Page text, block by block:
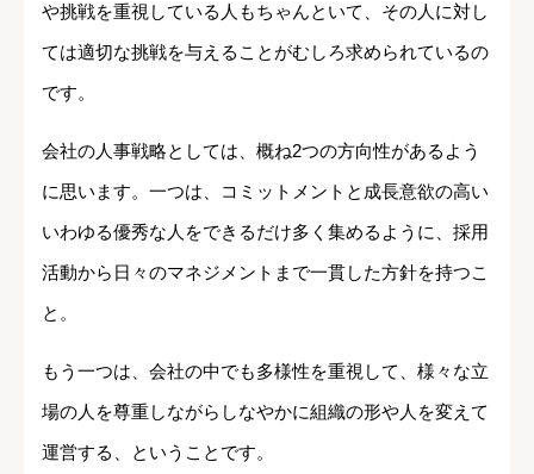
や挑戦を重視している人もちゃんといて、その人に対し
ては適切な挑戦を与えることがむしろ求められているの
です。
会社の人事戦略としては、概ね2つの方向性があるよう
に思います。一つは、コミットメントと成長意欲の高い
いわゆる優秀な人をできるだけ多く集めるように、採用
活動から日々のマネジメントまで一貫した方針を持つこ
と。
もう一つは、会社の中でも多様性を重視して、様々な立
場の人を尊重しながらしなやかに組織の形や人を変えて
運営する、ということです。